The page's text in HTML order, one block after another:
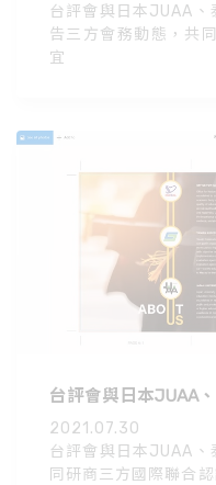
台評會與日本JUAA、
告三方會務動態，共
宜
台評會與日本JUAA
2021.07.30
台評會與日本JUAA、
同研商三方國際聯合